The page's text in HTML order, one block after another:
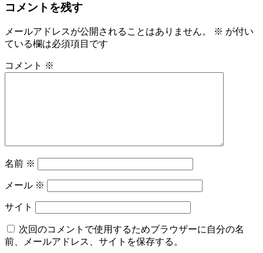
コメントを残す
メールアドレスが公開されることはありません。 ※ が付い
ている欄は必須項目です
コメント ※
名前 ※
メール ※
サイト
次回のコメントで使用するためブラウザーに自分の名
前、メールアドレス、サイトを保存する。